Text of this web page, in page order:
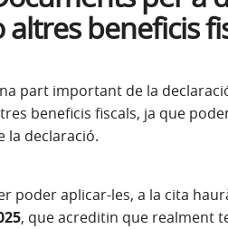
altres beneficis
part important de la
beneficis fiscals, ja que
la declaració.
poder aplicar-les, a la cita
, que acreditin que realment